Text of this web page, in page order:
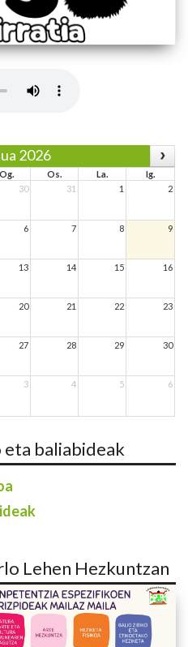
2026
Og. Os. La.
Ig.
30 31 1 2
6 7 8 9
13 14 15 16
20 21 22 23
27 28 29 30
3 4 5 6
baliabideak
Lehen Hezkuntzan